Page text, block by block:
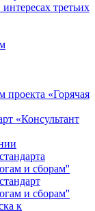
третьих
проекта «Горячая
«Консультант
и сборам''
и сборам''
к